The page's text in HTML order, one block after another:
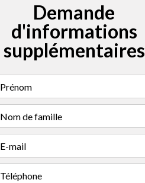
Demande
d'informations
supplémentaires